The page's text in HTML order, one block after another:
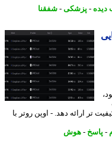
-پزشکی-شفقنا
ارائه دهد. - اوپن روتر با
-هوش